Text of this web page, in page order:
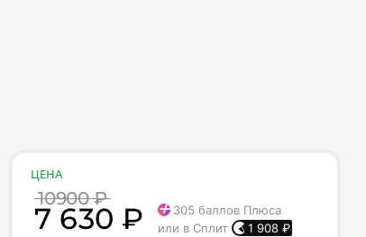
ЦЕНА
10900 ₽
7 630 ₽ 305 баллов Плюса
или в Сплит
1 908 ₽